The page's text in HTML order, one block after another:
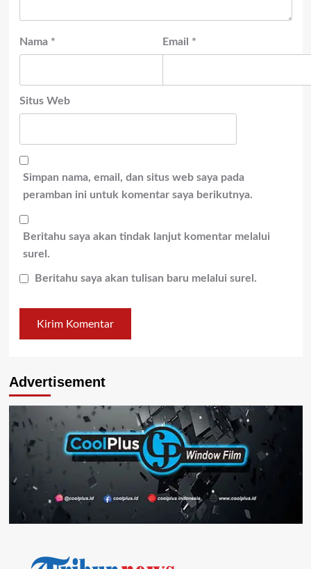
Nama * Email *
Situs Web
Simpan nama, email, dan situs web saya pada
peramban ini untuk komentar saya berikutnya.
Beritahu saya akan tindak lanjut komentar melalui
surel.
Beritahu saya akan tulisan baru melalui surel.
Advertisement